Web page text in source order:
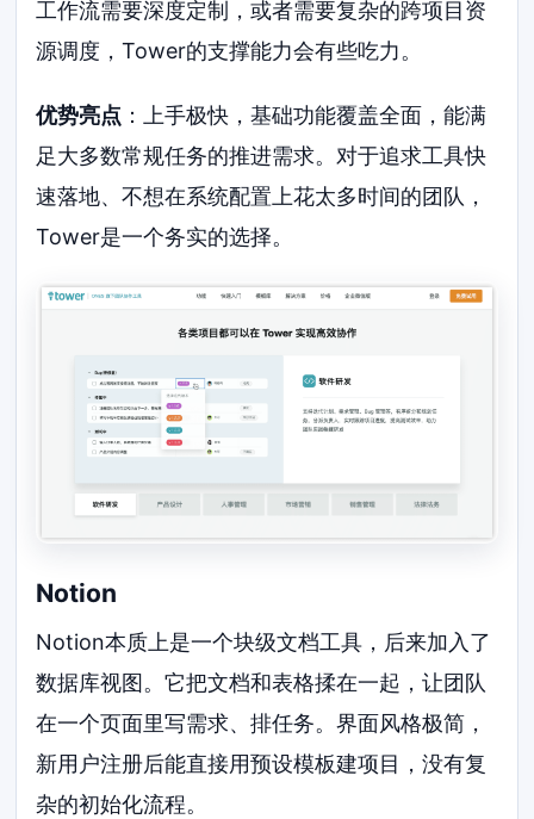
工作流需要深度定制，或者需要复杂的跨项目资
源调度，Tower的支撑能力会有些吃力。
优势亮点 ：上手极快，基础功能覆盖全面，能满
足大多数常规任务的推进需求。对于追求工具快
速落地、不想在系统配置上花太多时间的团队，
Tower是一个务实的选择。
Notion
Notion本质上是一个块级文档工具，后来加入了
数据库视图。它把文档和表格揉在一起，让团队
在一个页面里写需求、排任务。界面风格极简，
新用户注册后能直接用预设模板建项目，没有复
杂的初始化流程。